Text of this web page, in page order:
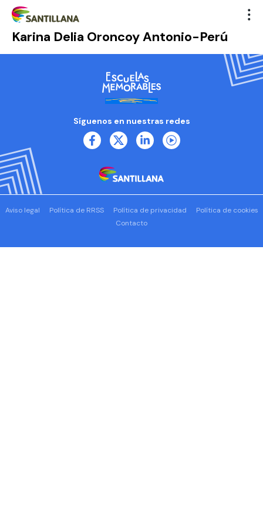
Karina Delia Oroncoy Antonio-Perú
Síguenos en nuestras redes
Aviso legal Política de RRSS Política de privacidad
Política de cookies
Contacto